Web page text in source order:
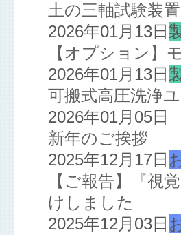
土の三軸試験装
2026年01月13日
【オプション】
2026年01月13日
可搬式高圧洗浄
2026年01月05日
新年のご挨拶
2025年12月17日
【ご報告】『視
けしました
2025年12月03日